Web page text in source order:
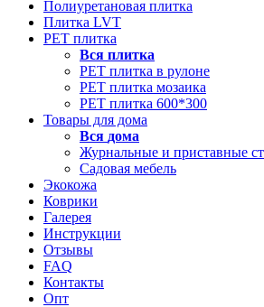
Полиуретановая плитка
Плитка LVT
РЕТ плитка
Вся плитка
РЕТ плитка в рулоне
РЕТ плитка мозаика
РЕТ плитка 600*300
Товары для дома
Вся дома
Журнальные и приставные
Садовая мебель
Экокожа
Коврики
Галерея
Инструкции
Отзывы
FAQ
Контакты
Опт